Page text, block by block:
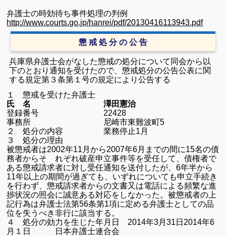
弁護士の時効待ち事件処理の判例
http://www.courts.go.jp/hanrei/pdf/20130416113943.pdf
懲 戒 処 分 の 公 告
兵庫県弁護士会がなした懲戒の処分について同会から以
下のとおり通知を受けたので、懲戒処分の公告公表に関
する規定第３条第１号の規定により公告する
１ 懲戒を受けた弁護士
氏 名 澤田憲治
登録番号 22428
事務所 尼崎市東難波町5
２ 処分の内容 業務停止1 月
３ 処分の理由
被懲戒者は2002年11 月から2007年6月までの間に15名の債
務者からそ れぞれ破産申立事件等を受任して、債権者で
ある懲戒請求者に対し受任通知を送付したが、6年半から
11年以上の期間が過ぎても、いずれについても申立手続き
を行わず、懲戒請求者からの文書又は電話による頻繁な進
捗状況の照会に誠意ある対応をしなかった。被懲戒者の上
記行為は弁護士法第56条第1項に定める弁護士としての品
位を失うべき非行に該当する。
４ 処分の効力を生じた年月日
2014年3月31 日 2014年6
月１日 日本弁護士連合会